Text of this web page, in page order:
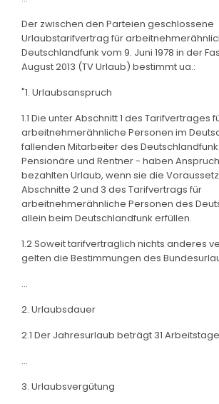
Der zwischen den Parteien geschlossene
Urlaubstarifvertrag für
Deutschlandfunk vom 9. Juni 1978 in der
August 2013 (TV Urlaub) bestimmt ua.:
"1. Urlaubsanspruch
1.1 Die unter Abschnitt 1 des Tarifvertrages
arbeitnehmerähnliche Personen im
fallenden Mitarbeiter des
Pensionäre und Rentner - haben
bezahlten Urlaub, wenn sie die
Abschnitte 2 und 3 des Tarifvertrags für
arbeitnehmerähnliche Personen des
allein beim Deutschlandfunk erfüllen.
1.2 Soweit tarifvertraglich nichts anderes
gelten die Bestimmungen des
...
2. Urlaubsdauer
2.1 Der Jahresurlaub beträgt 31
...
3. Urlaubsvergütung